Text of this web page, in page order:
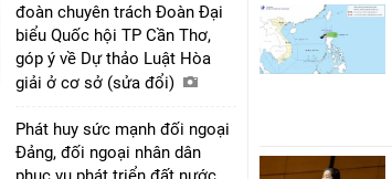
đoàn chuyên trách Đoàn Đại
biểu Quốc hội TP Cần Thơ,
góp ý về Dự thảo Luật Hòa
giải ở cơ sở (sửa đổi)
Phát huy sức mạnh đối ngoại
Đảng, đối ngoại nhân dân